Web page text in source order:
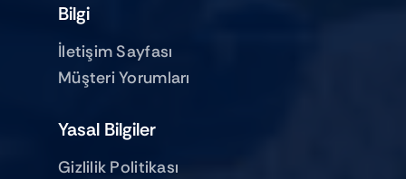
Bilgi
İletişim Sayfası
Müşteri Yorumları
Yasal Bilgiler
Gizlilik Politikası